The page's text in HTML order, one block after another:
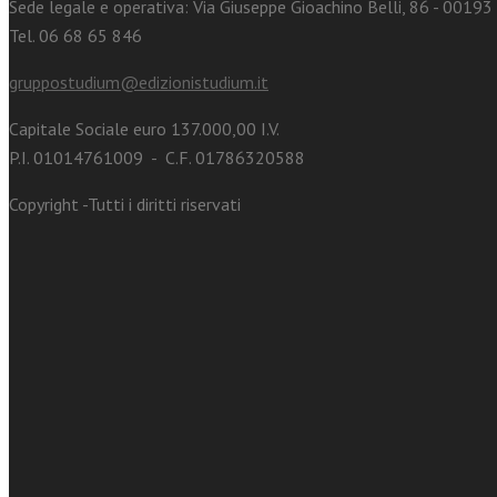
Sede legale e operativa: Via Giuseppe Gioachino Belli, 86 - 00193
Tel. 06 68 65 846
gruppostudium@edizionistudium.it
Capitale Sociale euro 137.000,00 I.V.
P.I. 01014761009 - C.F. 01786320588
Copyright -Tutti i diritti riservati